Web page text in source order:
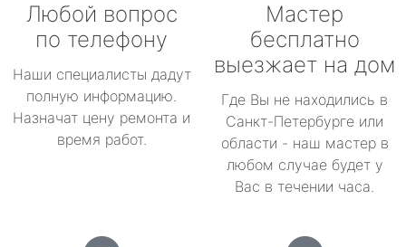
Любой вопрос
по телефону
Наши специалисты дадут
полную информацию.
Назначат цену ремонта и
время работ.
Мастер
бесплатно
выезжает на дом
Где Вы не находились в
Санкт-Петербурге или
области - наш мастер в
любом случае будет у
Вас в течении часа.